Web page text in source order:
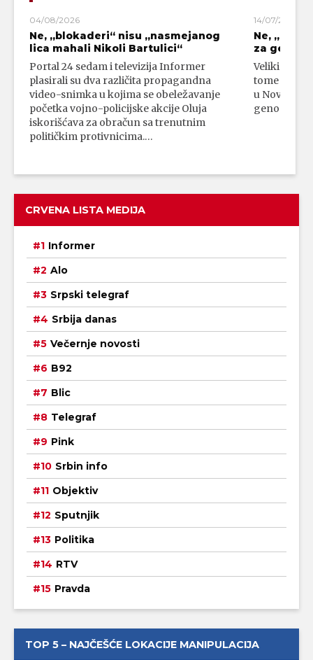
04/08/2026
Ne, „blokaderi“ nisu „nasmejanog
lica mahali Nikoli Bartulici“
Portal 24 sedam i televizija Informer
plasirali su dva različita propagandna
video-snimka u kojima se obeležavanje
početka vojno-policijske akcije Oluja
iskorišćava za obračun sa trenutnim
političkim protivnicima.…
14/07/2026
Ne,
za
Veliki broj
tome da su
u Novom
genocidni
CRVENA LISTA MEDIJA
Informer
Alo
Srpski telegraf
Srbija danas
Večernje novosti
B92
Blic
Telegraf
Pink
Srbin info
Objektiv
Sputnjik
Politika
RTV
Pravda
TOP 5 – NAJČEŠĆE LOKACIJE MANIPULACIJA